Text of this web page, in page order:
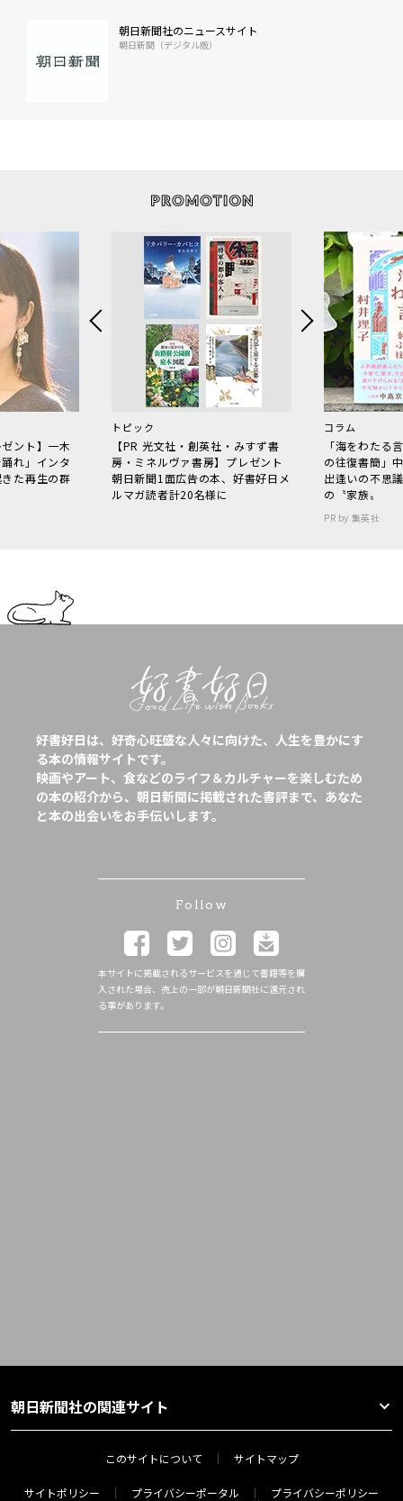
朝日新聞社のニュースサイト
朝日新聞（デジタル版）
ント】一木
れ」インタ
た再生の群
トピック
【PR 光文社・創英社・みすず書
房・ミネルヴァ書房】プレゼント
朝日新聞1面広告の本、好書好日メ
ルマガ読者計20名様に
コラム
「海をわた
の往復書簡」
出逢いの不思
の〝家族〟
PR by 集英社
好書好日は、好奇心旺盛な人々に向けた、人生を豊かにす
る本の情報サイトです。
映画やアート、食などのライフ＆カルチャーを楽しむため
の本の紹介から、朝日新聞に掲載された書評まで、あなた
と本の出会いをお手伝いします。
Follow
本サイトに掲載されるサービスを通じて書籍等を購
入された場合、売上の一部が朝日新聞社に還元され
る事があります。
朝日新聞社の関連サイト
このサイトについて サイトマップ
サイトポリシー プライバシーポータル
プライバシーポリシー